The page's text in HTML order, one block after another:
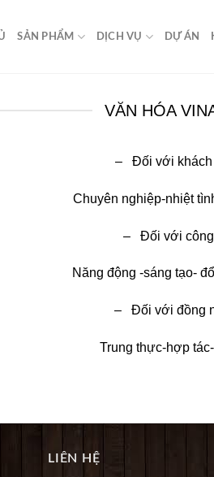
SẢN PHẨM DỊCH VỤ DỰ ÁN
VĂN HÓA
– Đối với khách
Chuyên nghiệp-nhiệt
– Đối với công
Năng động -sáng tạo-
– Đối với đồng
Trung thực-hợp
LIÊN HỆ